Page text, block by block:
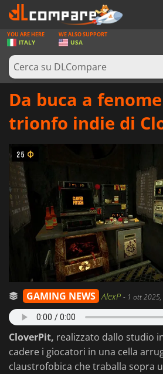
GIOCHI
PREPAGATE
SOFTWARE
NOTIZIE
ACCEDI O REGISTRATI
YOU ARE HERE
ITALY
WE ALSO SUPPORT
USA
Da buca a
trionfo indie di
GAMING NEWS AlexP - 1 ott
CloverPit, realizzato dallo studio
cadere i giocatori in una cella
claustrofobica che traballa sopra